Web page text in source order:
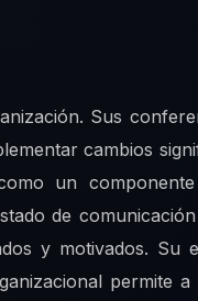
Sus
cambios
un
de
y motivados. Su
permite a